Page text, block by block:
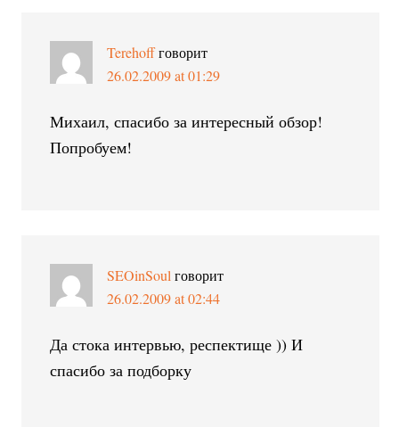
Terehoffговорит
26.02.2009 at 01:29
Михаил, спасибо за интересный обзор!
Попробуем!
SEOinSoul говорит
26.02.2009 at 02:44
Да стока интервью, респектище )) И
спасибо за подборку